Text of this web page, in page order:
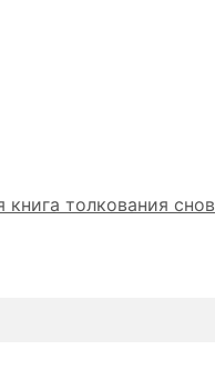
толкования снов